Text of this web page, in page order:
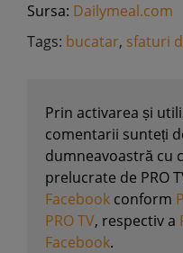
Sursa: Dailymeal.com
Tags: bucatar, sfaturi
Prin activarea și
comentarii sunteți
dumneavoastră cu
prelucrate de PRO
Facebook conform
PRO TV, respectiv a
Facebook.